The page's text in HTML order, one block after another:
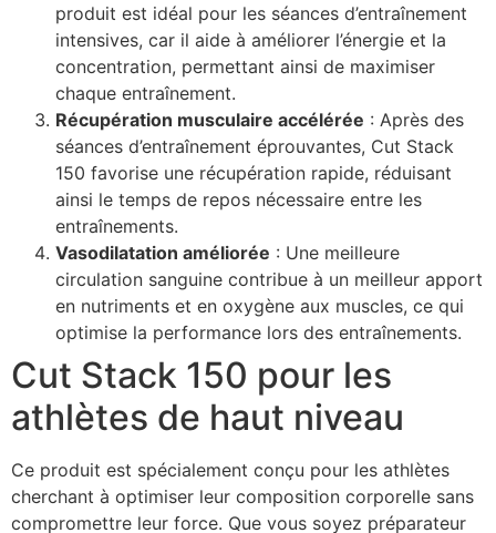
produit est idéal pour les séances d’entraînement
intensives, car il aide à améliorer l’énergie et la
concentration, permettant ainsi de maximiser
chaque entraînement.
Récupération musculaire accélérée : Après des
séances d’entraînement éprouvantes, Cut Stack
150 favorise une récupération rapide, réduisant
ainsi le temps de repos nécessaire entre les
entraînements.
Vasodilatation améliorée : Une meilleure
circulation sanguine contribue à un meilleur apport
en nutriments et en oxygène aux muscles, ce qui
optimise la performance lors des entraînements.
Cut Stack 150 pour les
athlètes de haut niveau
Ce produit est spécialement conçu pour les athlètes
cherchant à optimiser leur composition corporelle sans
compromettre leur force. Que vous soyez préparateur